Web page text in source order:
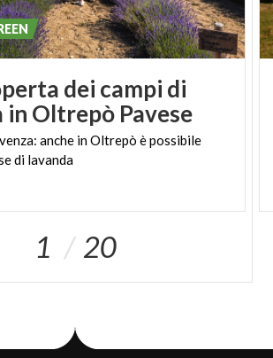
dei campi di
in Oltrepò Pavese
anche inOltrepò èpossibile
di lavanda
1 20